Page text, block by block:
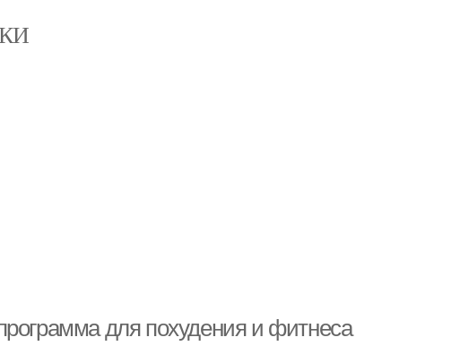
для похудения и фитнеса